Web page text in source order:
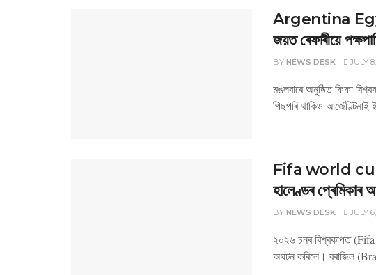
Argentina
জয়ত ৰেফাৰীয়ে
BY NEWS DESK JULY
মঙলবাৰে অনুষ্ঠিত ফিফা
পিছপৰি থাকিও
Fifa world cup
হালেণ্ডৰ প্ৰেমিকাৰ
BY NEWS DESK JULY
২০২৬ চনৰ বিশ্বকাপত
অঘটন কৰিলে। ব্ৰাজিল